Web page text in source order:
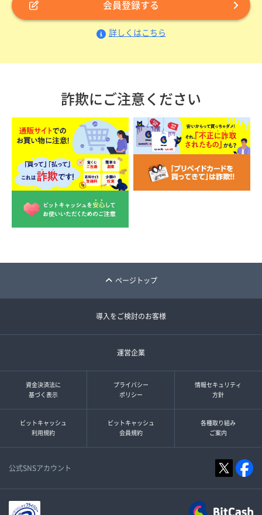
会員登録する
詳しくはこちら
詐欺にご注意ください
ページトップ
導入をご検討のお客様
運営企業
資金決済法に
基づく表示
プライバシー
ポリシー
情報セキュリティ
方針
ビットキャッシュ
利用規約
ビットキャッシュ
会員規約
各種取り組み
ご案内
公式SNSアカウント